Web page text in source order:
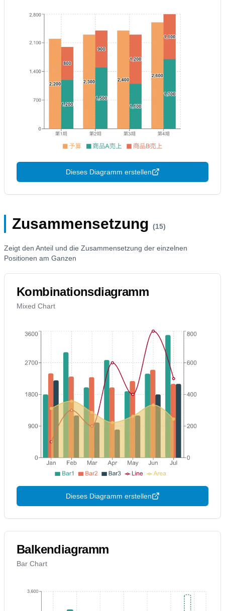
Dieses Diagramm erstellen
Zusammensetzung (15)
Zeigt den Anteil und die Zusammensetzung der einzelnen
Positionen am Ganzen
Kombinationsdiagramm
Mixed Chart
Dieses Diagramm erstellen
Balkendiagramm
Bar Chart